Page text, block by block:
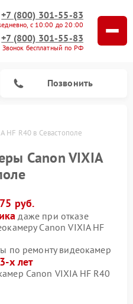
+7 (800) 301-55-83
с 10:00 до 20:00
+7 (800) 301-55-83
Звонок бесплатный по РФ
Позвонить
HF R40 в Севастополе
Canon VIXIA
руб.
даже при отказе
Canon VIXIA HF
по ремонту видеокамер
х лет
Canon VIXIA HF R40